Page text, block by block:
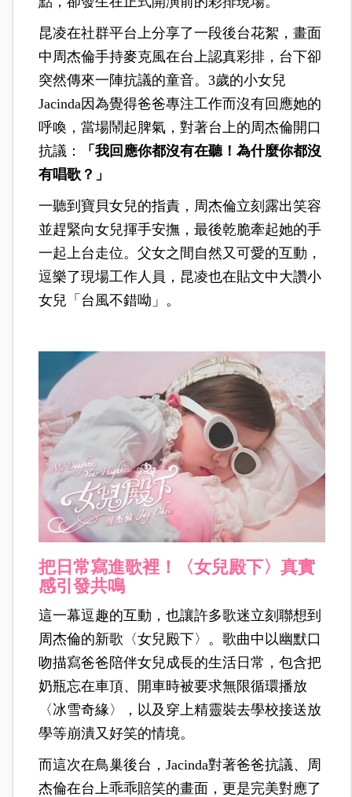
昆凌在社群平台上分享了一段後台花絮，畫面
中周杰倫手持麥克風在台上認真彩排，台下卻
突然傳來一陣抗議的童音。3歲的小女兒
Jacinda因為覺得爸爸專注工作而沒有回應她的
呼喚，當場鬧起脾氣，對著台上的周杰倫開口
抗議：
「我回應你都沒有在聽！為什麼你都沒
有唱歌？」
一聽到寶貝女兒的指責，周杰倫立刻露出笑容
並趕緊向女兒揮手安撫，最後乾脆牽起她的手
一起上台走位。父女之間自然又可愛的互動，
逗樂了現場工作人員，昆凌也在貼文中大讚小
女兒「台風不錯呦」。
把日常寫進歌裡！〈女兒殿下〉真實
感引發共鳴
這一幕逗趣的互動，也讓許多歌迷立刻聯想到
周杰倫的新歌〈女兒殿下〉。歌曲中以幽默口
吻描寫爸爸陪伴女兒成長的生活日常，包含把
奶瓶忘在車頂、開車時被要求無限循環播放
〈冰雪奇緣〉，以及穿上精靈裝去學校接送放
學等崩潰又好笑的情境。
而這次在鳥巢後台，Jacinda對著爸爸抗議、周
杰倫在台上乖乖賠笑的畫面，更是完美對應了